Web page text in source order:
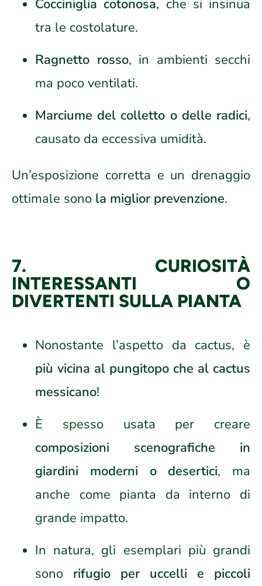
Cocciniglia cotonosa, che si insinua
tra le costolature.
Ragnetto rosso, in ambienti secchi
ma poco ventilati.
Marciume del colletto o delle radici,
causato da eccessiva umidità.
Un’esposizione corretta e un drenaggio
ottimale sono la miglior prevenzione.
7. CURIOSITÀ
INTERESSANTI O
DIVERTENTI SULLA PIANTA
Nonostante l’aspetto da cactus, è
più vicina al pungitopo che al cactus
messicano!
È spesso usata per creare
composizioni scenografiche in
giardini moderni o desertici, ma
anche come pianta da interno di
grande impatto.
In natura, gli esemplari più grandi
sono rifugio per uccelli e piccoli